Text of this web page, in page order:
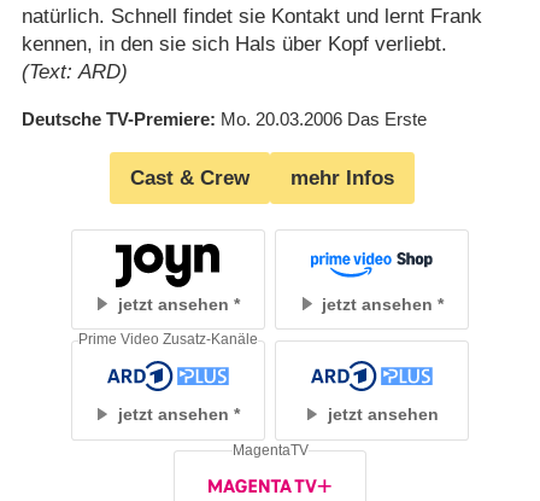
natürlich. Schnell findet sie Kontakt und lernt Frank
kennen, in den sie sich Hals über Kopf verliebt.
(Text: ARD)
Deutsche TV-Premiere Mo. 20.03.2006 Das Erste
Cast & Crew mehr Infos
jetzt ansehen jetzt ansehen
jetzt ansehen
Prime Video Zusatz-Kanäle
jetzt ansehen
MagentaTV